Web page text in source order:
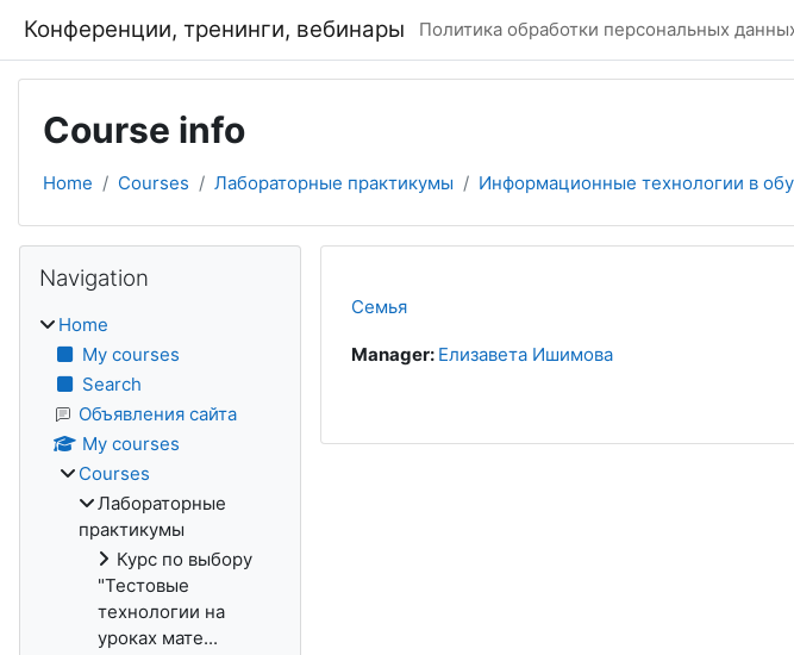
Конференции, тренинги, вебинары Политика обработки персональных
Course info
Home Courses Лабораторные практикумы Информационные технологии в
Семья
Manager: Елизавета Ишимова
Blocks
Navigation
Home
My courses
Search
Объявления сайта
My courses
Courses
Лабораторные
практикумы
Курс по выбору
"Тестовые
технологии на
уроках мате...